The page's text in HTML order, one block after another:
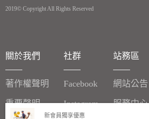
新會員獨享優惠
2019© Copyright All Rights Reserved
關於我們
著作權聲明
重要聲明
社群
Facebook
Instagram
站務區
網站公告
服務中心